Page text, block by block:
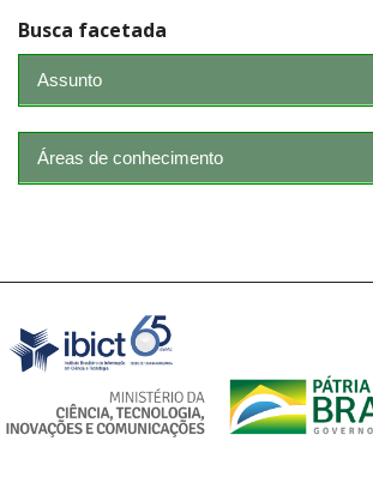
Busca facetada
Assunto
Áreas de conhecimento